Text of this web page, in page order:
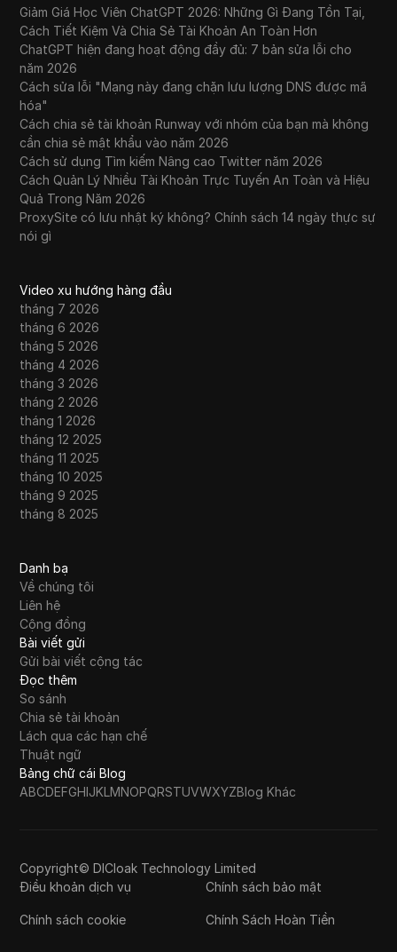
Giảm Giá Học Viên ChatGPT 2026: Những Gì Đang Tồn Tại,
Cách Tiết Kiệm Và Chia Sẻ Tài Khoản An Toàn Hơn
ChatGPT hiện đang hoạt động đầy đủ: 7 bản sửa lỗi cho
năm 2026
Cách sửa lỗi "Mạng này đang chặn lưu lượng DNS được mã
hóa"
Cách chia sẻ tài khoản Runway với nhóm của bạn mà không
cần chia sẻ mật khẩu vào năm 2026
Cách sử dụng Tìm kiếm Nâng cao Twitter năm 2026
Cách Quản Lý Nhiều Tài Khoản Trực Tuyến An Toàn và Hiệu
Quả Trong Năm 2026
ProxySite có lưu nhật ký không? Chính sách 14 ngày thực sự
nói gì
Video xu hướng hàng đầu
tháng 7 2026
tháng 6 2026
tháng 5 2026
tháng 4 2026
tháng 3 2026
tháng 2 2026
tháng 1 2026
tháng 12 2025
tháng 11 2025
tháng 10 2025
tháng 9 2025
tháng 8 2025
Danh bạ
Về chúng tôi
Liên hệ
Cộng đồng
Bài viết gửi
Gửi bài viết cộng tác
Đọc thêm
So sánh
Chia sẻ tài khoản
Lách qua các hạn chế
Thuật ngữ
Bảng chữ cái Blog
ABCDEFGHIJKLMNOPQRSTUVWXYZBlog Khác
Copyright© DICloak Technology Limited
Điều khoản dịch vụ
Chính sách bảo mật
Chính sách cookie Chính Sách Hoàn Tiền